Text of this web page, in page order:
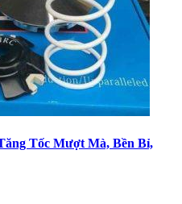
Tốc Mượt Mà, Bền Bỉ,